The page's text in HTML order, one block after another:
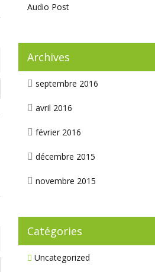
Audio Post
Archives
septembre 2016
avril 2016
février 2016
décembre 2015
novembre 2015
Catégories
Uncategorized